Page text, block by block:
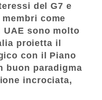
del G7 e
come
UAE sono molto
proietta il
con il Piano
buon paradigma
incrociata,